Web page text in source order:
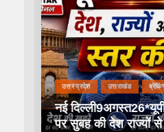
उत्तर प्रदेश उत्तराखंड
नई
पर सुबह की देश राज्यों